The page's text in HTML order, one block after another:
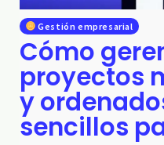
Gestión empresarial
Cómo
proyectos
y
sencillos